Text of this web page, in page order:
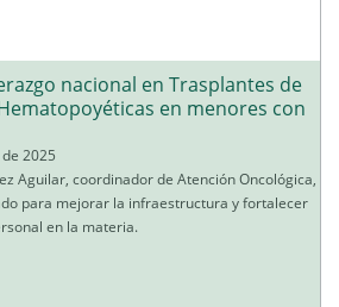
nacional en Trasplantes de
en menores con
2025
Aguilar, coordinador de Atención Oncológica,
para mejorar la infraestructura y fortalecer
en la materia.